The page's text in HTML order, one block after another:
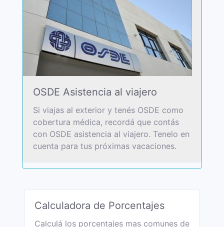
OSDE Asistencia al viajero
Si viajas al exterior y tenés OSDE como
cobertura médica, recordá que contás
con OSDE asistencia al viajero. Tenelo en
cuenta para tus próximas vacaciones.
Calculadora de Porcentajes
Calculá los porcentajes mas comunes de